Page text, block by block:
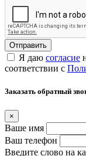
Я даю согласие
соответствии с
Заказать обратный
×
Ваше имя
Ваш телефон
Введите слово на